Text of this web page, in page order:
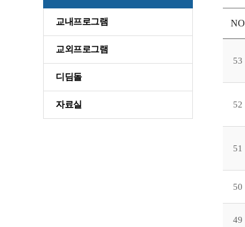
교내프로그램
교외프로그램
디딤돌
자료실
NO
53
52
51
50
49